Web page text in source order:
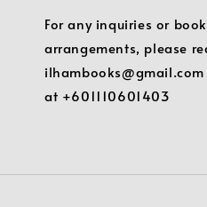
For any inquiries or
arrangements, please
at +601110601403